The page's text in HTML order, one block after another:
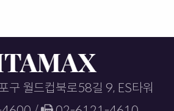
구 월드컵북로58길 9, ES타워